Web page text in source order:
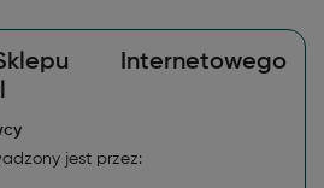
Internetowego
jest przez: